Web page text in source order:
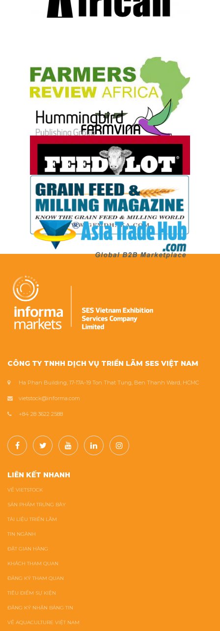
CÔNG TY TNHH DỊCH VỤ TRIỂN LÃM SES VIỆT NAM
Ha Phan Building, 17-17A-19 Ton That Tung, Ben Thanh Ward, HCMC
vietstock@informa.com
+84 28 3622 2588
LIÊN KẾT NHANH
VỀ VIETSTOCK
SẢN PHẨM TRƯNG BÀY
TÀI LIỆU TRIỂN LÃM
TIN NGÀNH
ĐẶT GIAN HÀNG
KHÁCH THAM QUAN
ĐĂNG KÝ THAM QUAN
TIÊU ĐIỂM SỰ KIỆN
ĐĂNG KÝ NHẬN BẢNG TIN
VỀ AQUACULTURE VIỆT NAM